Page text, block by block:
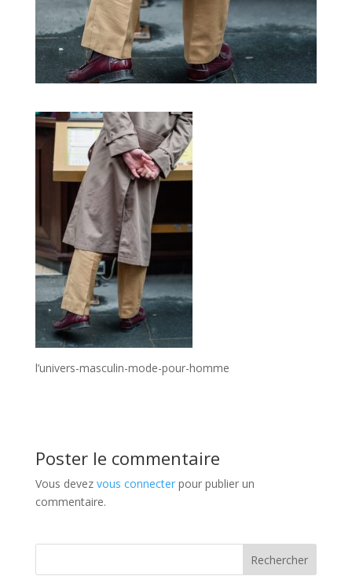
l’univers-masculin-mode-pour-homme
Poster le commentaire
Vous devez vous connecterpour publier un
commentaire.